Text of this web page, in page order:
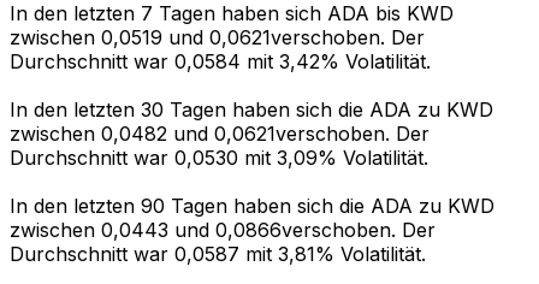
In den letzten 7 Tagen haben sich ADA bis KWD
zwischen 0,0519 und 0,0621verschoben. Der
Durchschnitt war 0,0584 mit 3,42% Volatilität.
In den letzten 30 Tagen haben sich die ADA zu KWD
zwischen 0,0482 und 0,0621verschoben. Der
Durchschnitt war 0,0530 mit 3,09% Volatilität.
In den letzten 90 Tagen haben sich die ADA zu KWD
zwischen 0,0443 und 0,0866verschoben. Der
Durchschnitt war 0,0587 mit 3,81% Volatilität.